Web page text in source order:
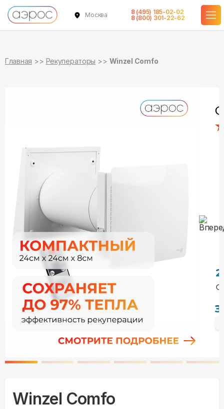
Москва
8 (495) 185-02-02
8 (800) 301-22-62
Главная Рекуператоры Winzel Comfo
Winzel Comfo
в наличии